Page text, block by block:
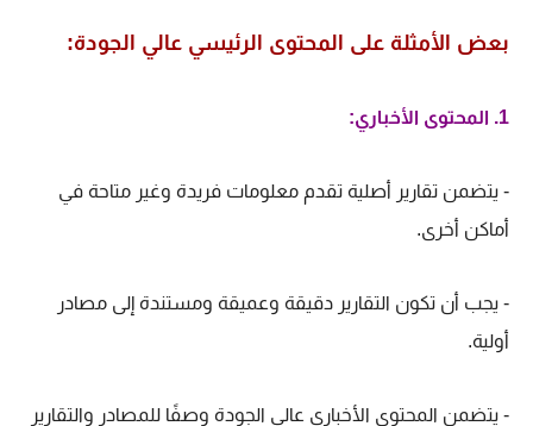
بعض الأمثلة على المحتوى الرئيسي عالي الجودة:
1. المحتوى الأخباري:
- يتضمن تقارير أصلية تقدم معلومات فريدة وغير متاحة في
أماكن أخرى.
- يجب أن تكون التقارير دقيقة وعميقة ومستندة إلى مصادر
أولية.
- يتضمن المحتوى الأخباري عالي الجودة وصفًا للمصادر والتقارير